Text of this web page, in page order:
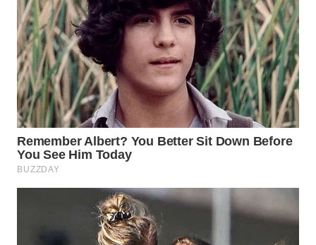
KUNINGAN
WN
MAJALENGKA
WN
SUBANG
WN
SUKABUMI